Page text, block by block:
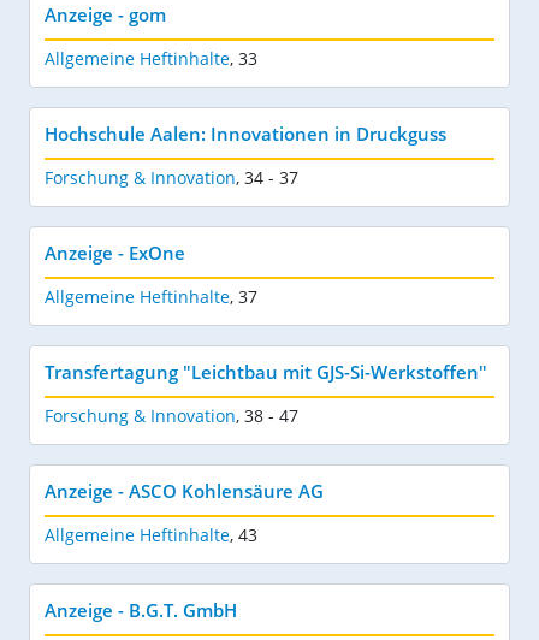
Anzeige - gom
Allgemeine Heftinhalte, 33
Hochschule Aalen: Innovationen in Druckguss
Forschung & Innovation, 34 - 37
Anzeige - ExOne
Allgemeine Heftinhalte, 37
Transfertagung "Leichtbau mit GJS-Si-Werkstoffen"
Forschung & Innovation, 38 - 47
Anzeige - ASCO Kohlensäure AG
Allgemeine Heftinhalte, 43
Anzeige - B.G.T. GmbH